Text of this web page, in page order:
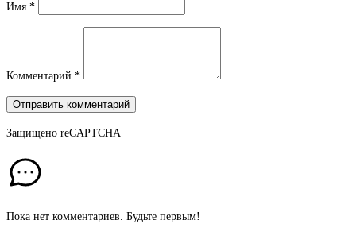
Имя *
Комментарий *
Отправить комментарий
Защищено reCAPTCHA
Пока нет комментариев. Будьте первым!